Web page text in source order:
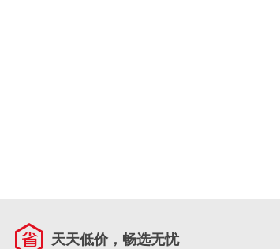
天天低价，畅选无忧